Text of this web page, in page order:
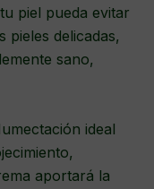
piel pueda evitar
pieles delicadas,
sano,
ideal
aportará la